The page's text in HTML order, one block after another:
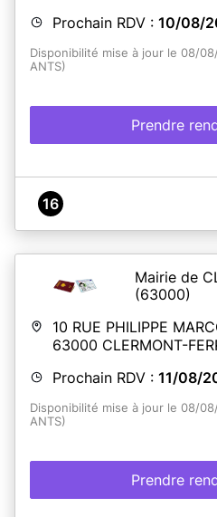
Prochain RDV : 10/08/
Disponibilité mise à jour le 08/
ANTS)
Prendre
16
Mairie de
(63000)
10 RUE PHILIPPE
63000 CLERMONT-
Prochain RDV : 11/08/
Disponibilité mise à jour le 08/
ANTS)
Prendre